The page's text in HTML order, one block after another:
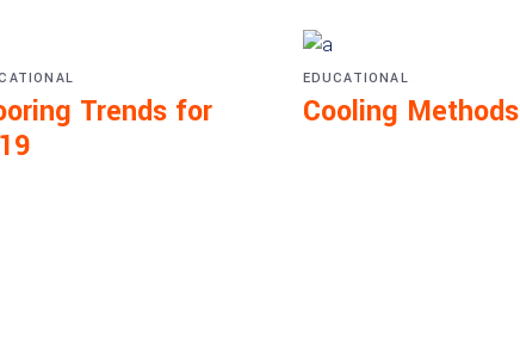
Trends for
EDUCATIONAL
Cooling Methods